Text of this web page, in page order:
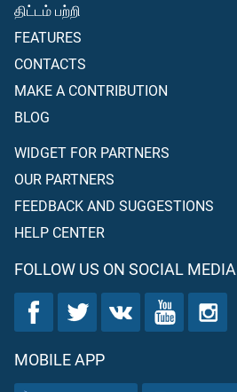
திட்டம் பற்றி
FEATURES
CONTACTS
MAKE A CONTRIBUTION
BLOG
WIDGET FOR PARTNERS
OUR PARTNERS
FEEDBACK AND SUGGESTIONS
HELP CENTER
FOLLOW US ON SOCIAL MEDIA
MOBILE APP